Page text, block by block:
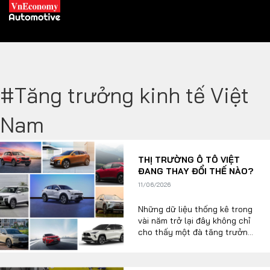
Trang chủ
Tiêu điểm
XE XANH
Hybrid
Xe điện
THỊ TRƯỜNG XE DOANH NGHIỆP
#Tăng trưởng kinh tế Việt
Nam
THỊ TRƯỜNG Ô TÔ VIỆT
ĐANG THAY ĐỔI THẾ NÀO?
11/06/2026
Những dữ liệu thống kê trong
vài năm trở lại đây không chỉ
cho thấy một đà tăng trưởng